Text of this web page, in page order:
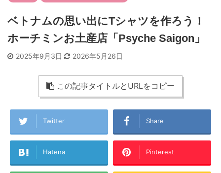
ベトナムの思い出にTシャツを作ろう！
ホーチミンお土産店「Psyche Saigon」
2025年9月3日 2026年5月26日
この記事タイトルとURLをコピー
Twitter Share
Hatena Pinterest